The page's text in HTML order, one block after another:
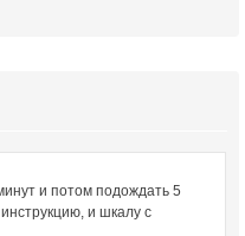
и потом подождать 5
и шкалу с